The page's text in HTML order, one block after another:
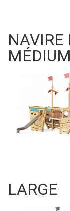
NAVIRE
MÉDIUM
LARGE